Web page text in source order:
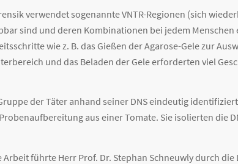
verwendet sogenannte VNTR-Regionen (sich
sind und deren Kombinationen bei jedem
wie z. B. das Gießen der Agarose-Gele zur
und das Beladen der Gele erforderten viel
der Täter anhand seiner DNS eindeutig
aus einer Tomate. Sie isolierten die
führte Herr Prof. Dr. Stephan Schneuwly durch